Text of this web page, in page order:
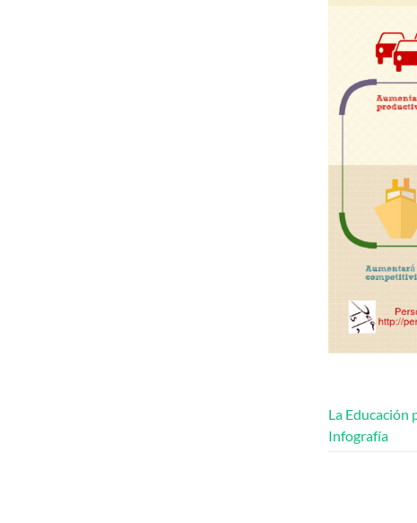
La Educación
Infografía